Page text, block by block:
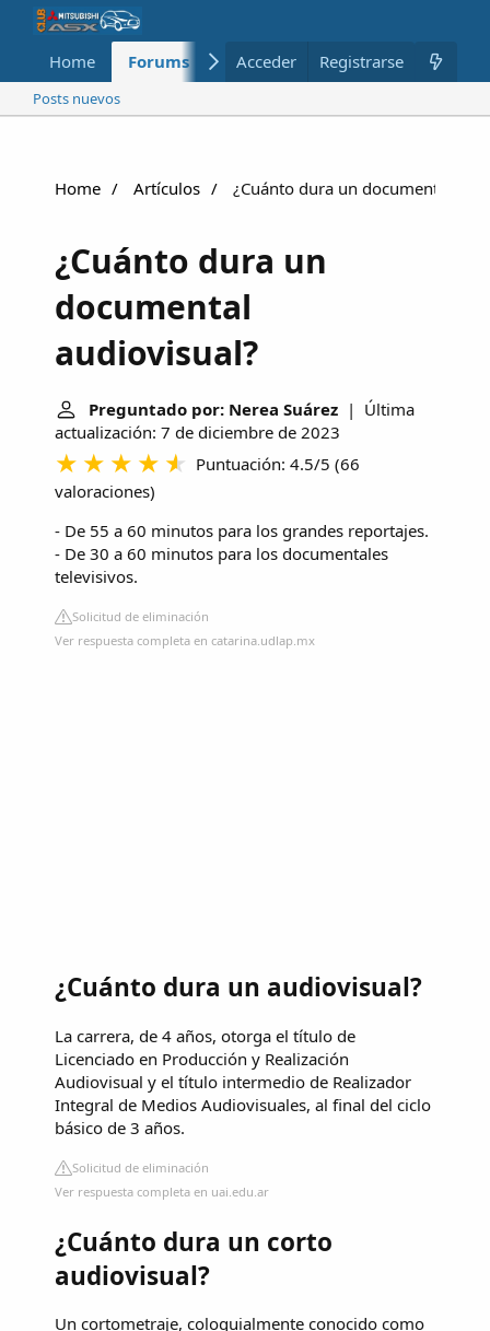
Home Forums Nuevo Miembros
Acceder Registrarse
Posts nuevos
Home Artículos ¿Cuánto dura un documental
¿Cuánto dura un
documental
audiovisual?
Preguntado por: Nerea Suárez | Última
actualización: 7 de diciembre de 2023
Puntuación: 4.5/5 (66
valoraciones)
- De 55 a 60 minutos para los grandes reportajes.
- De 30 a 60 minutos para los documentales
televisivos.
Solicitud de eliminación
Ver respuesta completa en catarina.udlap.mx
¿Cuánto dura un audiovisual?
La carrera, de 4 años, otorga el título de
Licenciado en Producción y Realización
Audiovisual y el título intermedio de Realizador
Integral de Medios Audiovisuales, al final del ciclo
básico de 3 años.
Solicitud de eliminación
Ver respuesta completa en uai.edu.ar
¿Cuánto dura un corto
audiovisual?
Un cortometraje, coloquialmente conocido como